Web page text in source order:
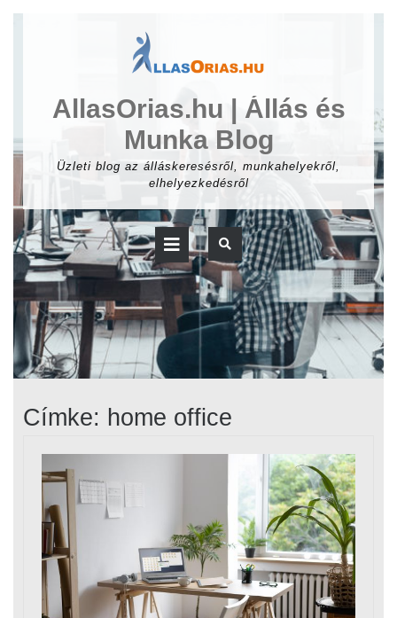
AllasOrias.hu | Állás és
Munka Blog
Üzleti blog az álláskeresésről, munkahelyekről,
elhelyezkedésről
Open
Button
Címke: home office